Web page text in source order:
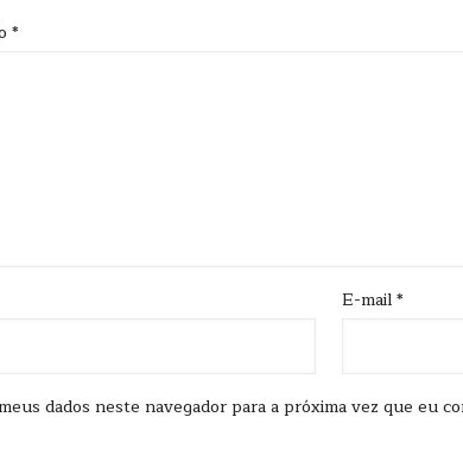
*
E-mail*
dados neste navegador para a próxima vez que eu